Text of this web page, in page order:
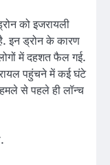
को इजरायली
है. इन ड्रोन के कारण
में दहशत फैल गई.
पहुंचने में कई घंटे
से पहले ही लॉन्च